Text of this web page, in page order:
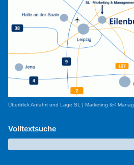
Überblick Anfahrt und Lage SL | Marketing &<
Volltextsuche